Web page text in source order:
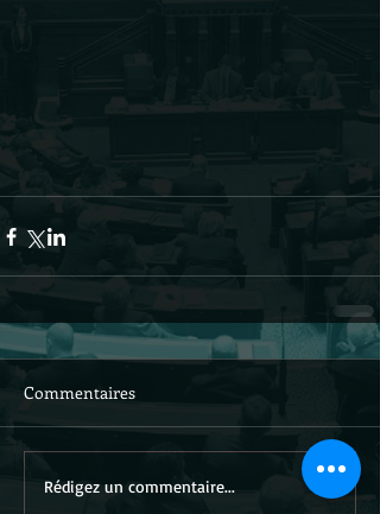
Commentaires
Rédigez un commentaire...